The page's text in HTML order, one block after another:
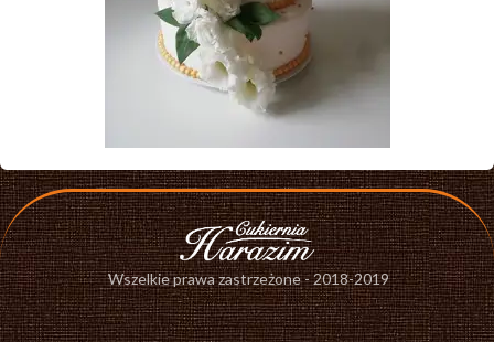
Wszelkie prawa zastrzeżone - 2018-2019